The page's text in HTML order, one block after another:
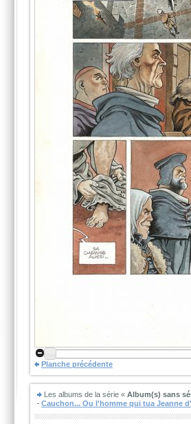
Planche précédente
Les albums de la série « Album(s) sans
Cauchon... Ou l'homme qui tua Jeanne